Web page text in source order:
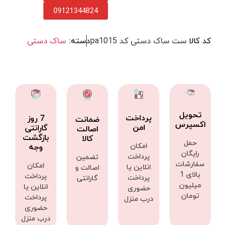
09121344824
کد کالا ست ساک دستی کد pa1015 دسته: ساک دستی
تحویل
اکسپرس
حمل
رایگان
سفارشات
بالای 1
میلیون
تومان
پرداخت
امن
امکان
پرداخت
انلاین یا
پرداخت
حضوری
درب منزل
ضمانت
اصالت
کالا
تضمین
اصالت و
گارانتی
7 روز
گارانتی
بازگشت
وجه
امکان
پرداخت
انلاین یا
پرداخت
حضوری
درب منزل